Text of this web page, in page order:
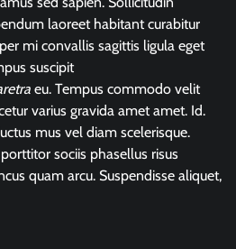
laoreet habitant curabitur
mi convallis sagittis ligula eget
suscipit
eu. Tempus commodo velit
varius gravida amet amet. Id.
mus vel diam scelerisque.
sociis phasellus risus
quam arcu. Suspendisse aliquet,